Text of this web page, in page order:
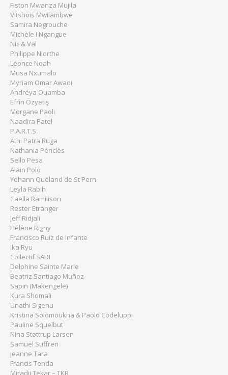
Fiston Mwanza Mujila
Vitshois Mwilambwe
Samira Negrouche
Michèle I Ngangue
Nic & Val
Philippe Niorthe
Léonce Noah
Musa Nxumalo
Myriam Omar Awadi
Andréya Ouamba
Efrîn Özyetiş
Morgane Paoli
Naadira Patel
P.A.R.T.S.
Athi Patra Ruga
Nathania Périclès
Sello Pesa
Alain Polo
Yohann Quëland de St Pern
Leyla Rabih
Caella Ramilison
Rester Etranger
Jeff Ridjali
Hélène Rigny
Francisco Ruiz de Infante
Ika Ryu
Collectif SADI
Delphine Sainte Marie
Beatriz Santiago Muñoz
Sapin (Makengele)
Kura Shomali
Unathi Sigenu
Kristina Solomoukha & Paolo Codeluppi
Pauline Squelbut
Nina Støttrup Larsen
Samuel Suffren
Jeanne Tara
Francis Tenda
Miradji Tekar – TKR